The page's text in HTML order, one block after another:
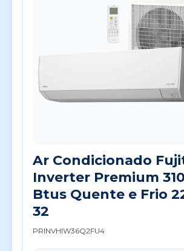
Ar Condicionado
Inverter Premium
Btus Quente e Frio
32
PRINVHIW36Q2FU4